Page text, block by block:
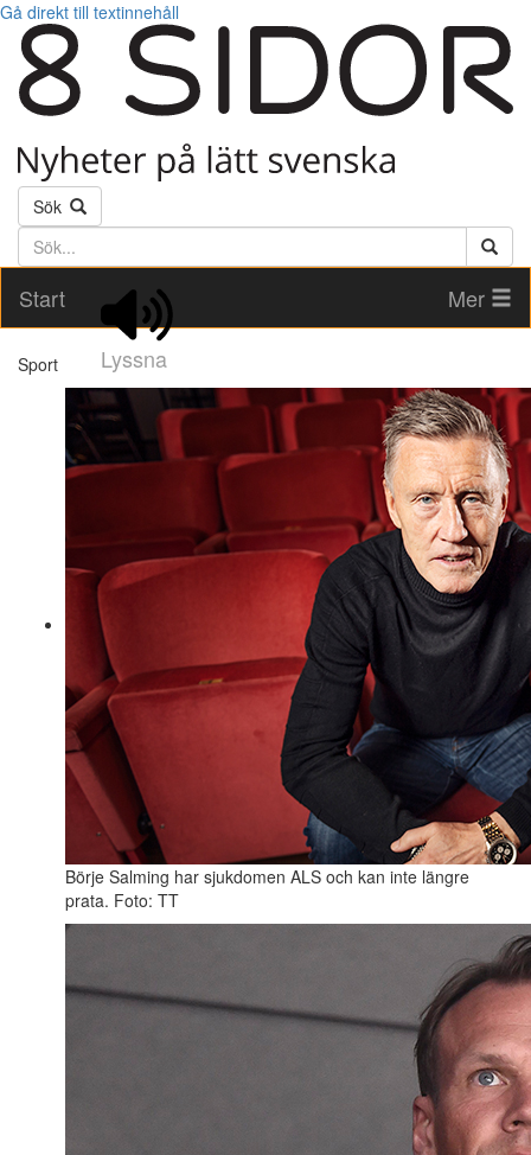
Gå direkt till textinnehåll
Sök
Söktext
Start
Lyssna
Mer
Sport
Börje Salming har sjukdomen ALS och kan inte längre
prata. Foto: TT